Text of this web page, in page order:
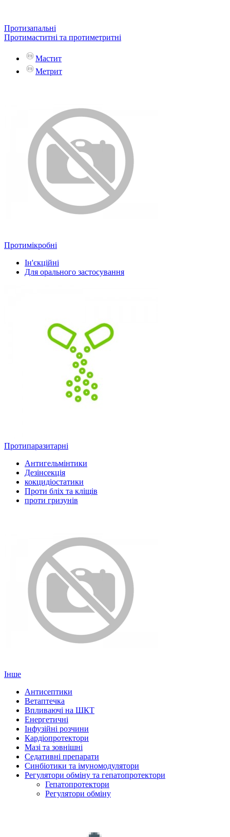
Протизапальні
Протимаститні та протиметритні
Мастит
Метрит
Протимікробні
Ін'єкційні
Для орального застосування
Протипаразитарні
Антигельмінтики
Дезінсекція
кокцидіостатики
Проти бліх та кліщів
проти гризунів
Інше
Антисептики
Ветаптечка
Впливаючі на ШКТ
Енергетичні
Інфузійні розчини
Кардіопротектори
Мазі та зовнішні
Седативні препарати
Синбіотики та імуномодулятори
Регулятори обміну та гепатопротектори
Гепатопротектори
Регулятори обміну